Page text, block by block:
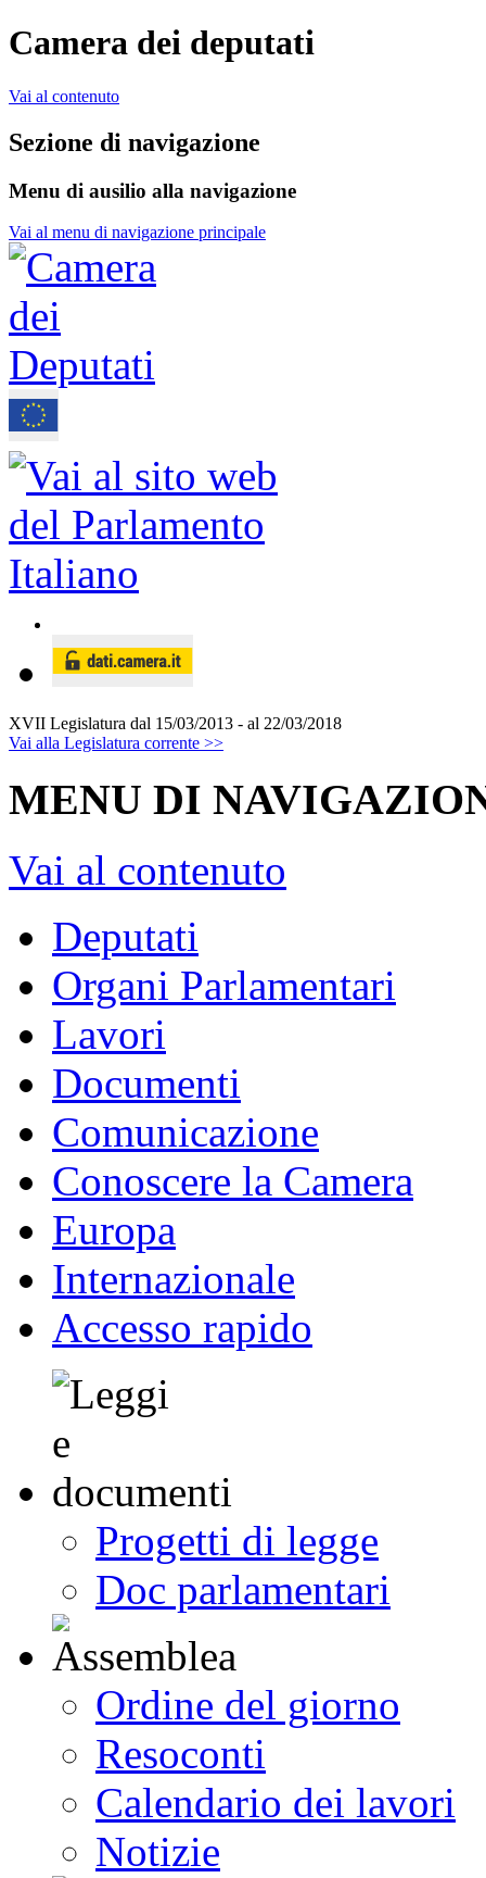
Camera dei deputati
Vai al contenuto
Sezione di navigazione
Menu di ausilio alla navigazione
Vai al menu di navigazione principale
XVII Legislatura dal 15/03/2013 - al 22/03/2018
Vai alla Legislatura corrente >>
MENU DI
Vai al contenuto
Deputati
Organi Parlamentari
Lavori
Documenti
Comunicazione
Conoscere la Camera
Europa
Internazionale
Accesso rapido
Progetti di legge
Doc parlamentari
Ordine del giorno
Resoconti
Calendario dei lavori
Notizie